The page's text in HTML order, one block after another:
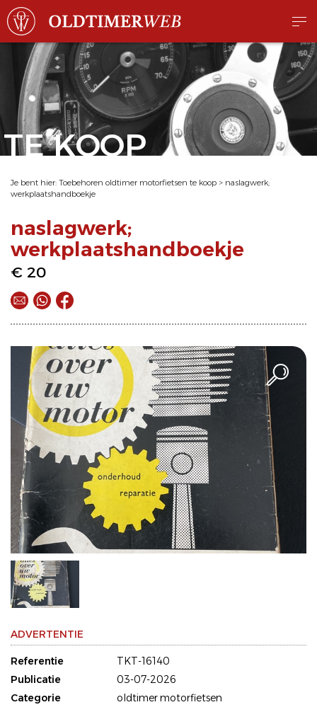
TE KOOP
Je bent hier: Toebehoren oldtimer motorfietsen te koop > naslagwerk;
werkplaatshandboekje
naslagwerk;
werkplaatshandboekje
€ 20
ADVERTENTIE
Referentie
TKT-16140
Publicatie
03-07-2026
Categorie
oldtimer motorfietsen